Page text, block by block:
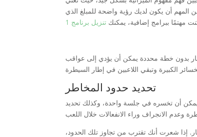
المهم أن يكون لديك رؤية واضحة للمبلغ الذي
مهتمًا ببرامج إضافية، يمكنك
بدون خطة محددة يمكن أن يؤدي إلى عواقب
تحديد حدود المخاطر
يمكن أن تخسره في جلسة واحدة، وكذلك تحديد
إذا شعرت أنك تقترب من تجاوز تلك الحدود،